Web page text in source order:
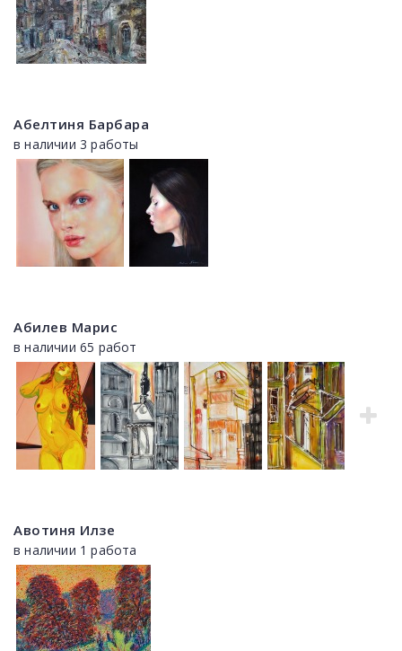
Абелтиня Барбара
в наличии 3 работы
Абилев Марис
в наличии 65 работ
Авотиня Илзе
в наличии 1 работа